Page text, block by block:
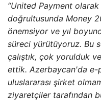
“United Payment
doğrultusunda Money
önemsiyor ve yıl
süreci yürütüyoruz. Bu
çalıştık, çok yorulduk
ettik. Azerbaycan'da e-
uluslararası şirket
ziyaretçiler tarafından